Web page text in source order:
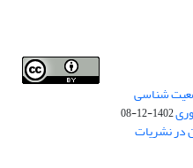
شناسی
1402-12-08
در نشریات